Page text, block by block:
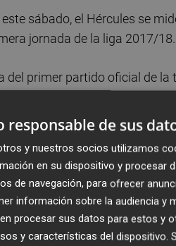
sábado, el Hércules se
jornada de la liga 2017/18.
del primer partido oficial de
función del ritmo de venta de
decir, dos horas antes del
con la venta de
la cifra de cinco mil
responsable de sus
y nuestros socios utilizamos
en su dispositivo y procesar
de navegación, para ofrecer
información sobre la audiencia y
procesar sus datos para estos y
y características del dispositivo.